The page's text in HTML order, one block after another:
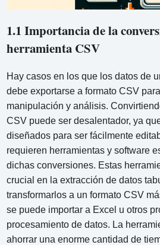
1.1 Importancia de la
herramienta CSV
Hay casos en los que los datos de
debe exportarse a formato CSV
manipulación y análisis.
CSV puede ser desalentador, ya
diseñados para ser fácilmente
requieren herramientas y software
dichas conversiones. Estas
crucial en la extracción de datos
transformarlos a un formato CSV
se puede importar a Excel u otros
procesamiento de datos. La
ahorrar una enorme cantidad de